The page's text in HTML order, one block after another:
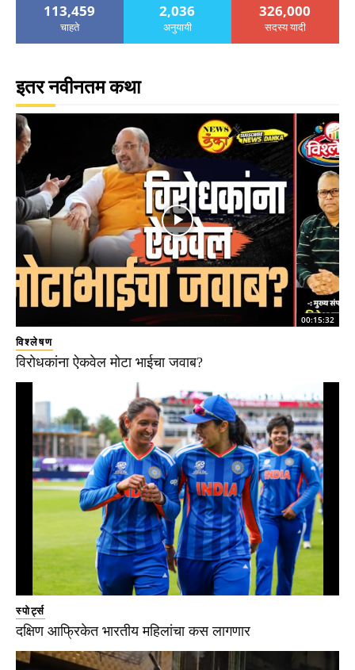
113,459
चाहते
2,036
अनुयायी
326,000
सदस्य यादी
इतर नवीनतम कथा
00:15:32
विश्लेषण
विरोधकांना ऐकवेल मोटा भाईचा जवाब?
स्पोर्ट्स
दक्षिण आफ्रिकेत भारतीय महिलांचा कस लागणार